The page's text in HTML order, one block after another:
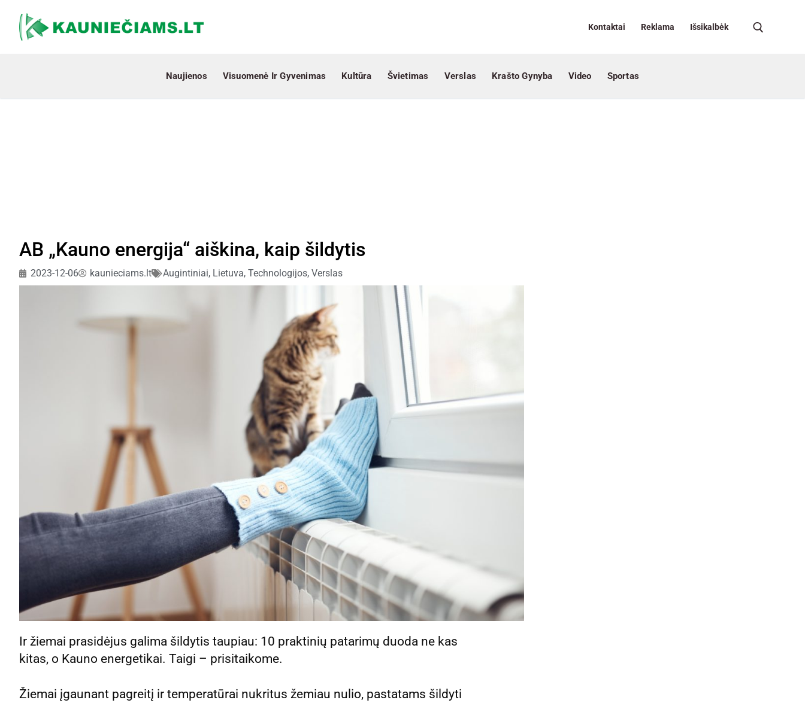
Kontaktai Reklama Išsikalbėk
Naujienos Visuomenė Ir Gyvenimas Kultūra Švietimas Verslas Krašto Gynyba Video Sportas
AB „Kauno energija“ aiškina, kaip šildytis
2023-12-06 kaunieciams.lt Augintiniai, Lietuva, Technologijos, Verslas
Ir žiemai prasidėjus galima šildytis taupiau: 10 praktinių patarimų duoda ne kas
kitas, o Kauno energetikai. Taigi – prisitaikome.
Žiemai įgaunant pagreitį ir temperatūrai nukritus žemiau nulio, pastatams šildyti